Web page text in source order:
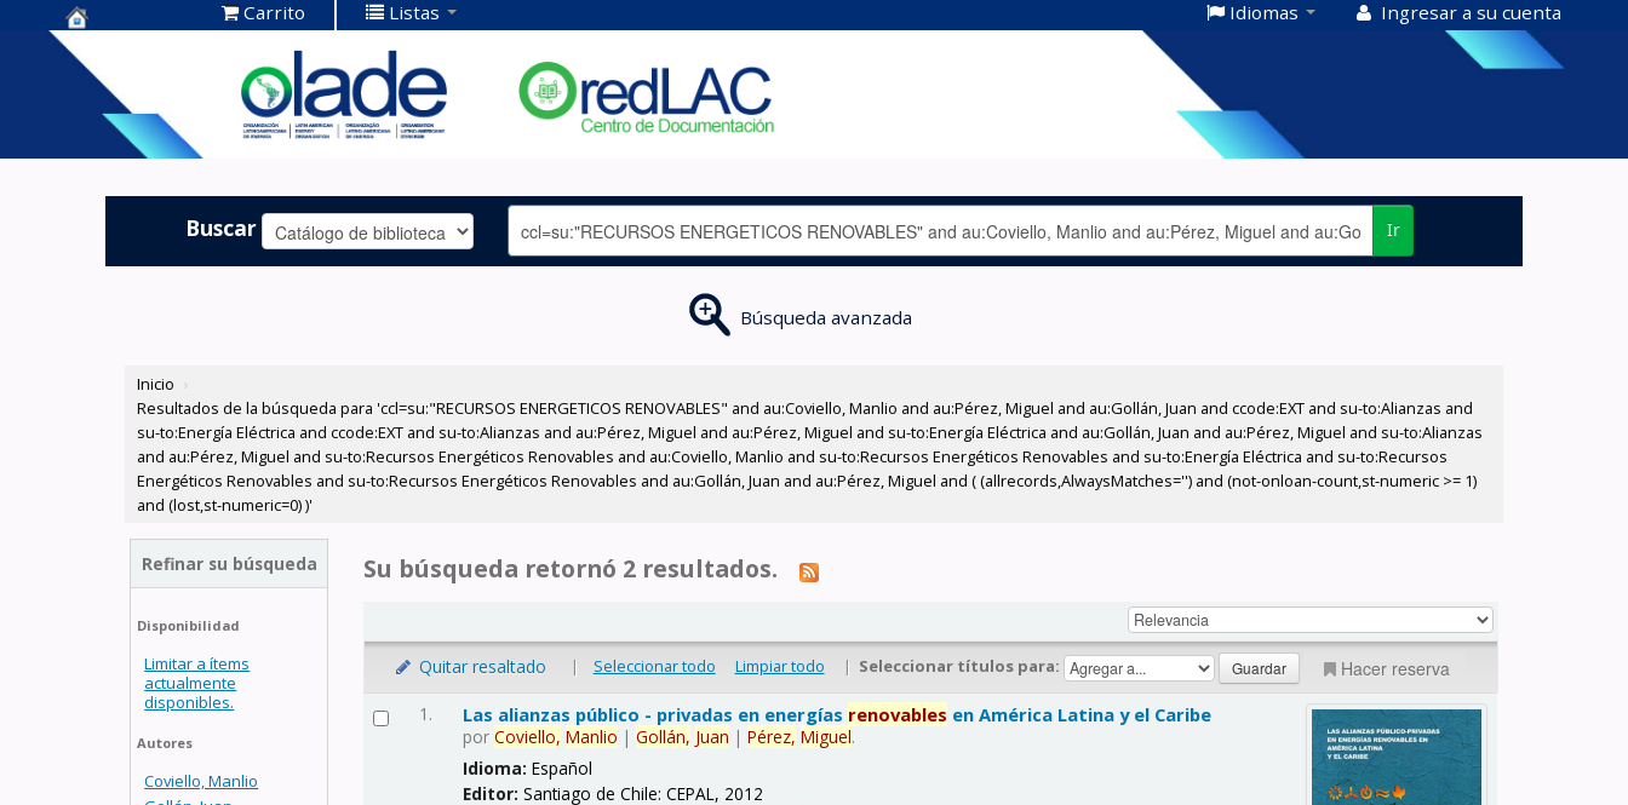
Centro de
Documentación
OLADE -
Carrito Listas Idiomas Ingresar a su cuenta
Buscar Ir
Búsqueda avanzada
Inicio ›
Resultados de la búsqueda para 'ccl=su:"RECURSOS ENERGETICOS RENOVABLES" and au:Coviello, Manlio and au:Pérez, Miguel and au:Gollán, Juan and ccode:EXT and su-to:Alianzas and
su-to:Energía Eléctrica and ccode:EXT and su-to:Alianzas and au:Pérez, Miguel and au:Pérez, Miguel and su-to:Energía Eléctrica and au:Gollán, Juan and au:Pérez, Miguel and su-to:Alianzas
and au:Pérez, Miguel and su-to:Recursos Energéticos Renovables and au:Coviello, Manlio and su-to:Recursos Energéticos Renovables and su-to:Energía Eléctrica and su-to:Recursos
Energéticos Renovables and su-to:Recursos Energéticos Renovables and au:Gollán, Juan and au:Pérez, Miguel and ( (allrecords,AlwaysMatches='') and (not-onloan-count,st-numeric >= 1)
and (lost,st-numeric=0) )'
Refinar su búsqueda
Disponibilidad
Limitar a ítems
actualmente
disponibles.
Autores
Coviello, Manlio
Su búsqueda retornó 2 resultados.
Quitar resaltado | Seleccionar todo Limpiar todo | Seleccionar títulos para: Hacer reserva
1. Las alianzas público - privadas en energías renovables en América Latina y el Caribe
porCoviello, Manlio |Gollán, Juan |Pérez, Miguel.
Idioma:Español
Editor:Santiago de Chile: CEPAL, 2012